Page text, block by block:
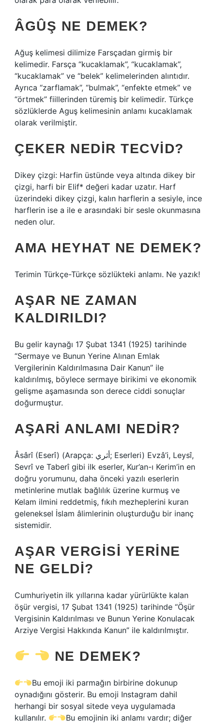
ÂGÛŞ NE DEMEK?
Ağuş kelimesi dilimize Farsçadan girmiş bir
kelimedir. Farsça “kucaklamak”, “kucaklamak”,
“kucaklamak” ve “belek” kelimelerinden alıntıdır.
Ayrıca “zarflamak”, “bulmak”, “enfekte etmek” ve
“örtmek” fiillerinden türemiş bir kelimedir. Türkçe
sözlüklerde Aguş kelimesinin anlamı kucaklamak
olarak verilmiştir.
ÇEKER NEDIR TECVID?
Dikey çizgi: Harfin üstünde veya altında dikey bir
çizgi, harfi bir Elif* değeri kadar uzatır. Harf
üzerindeki dikey çizgi, kalın harflerin a sesiyle, ince
harflerin ise a ile e arasındaki bir sesle okunmasına
neden olur.
AMA HEYHAT NE DEMEK?
Terimin Türkçe-Türkçe sözlükteki anlamı. Ne yazık!
AŞAR NE ZAMAN
KALDIRILDI?
Bu gelir kaynağı 17 Şubat 1341 (1925) tarihinde
“Sermaye ve Bunun Yerine Alınan Emlak
Vergilerinin Kaldırılmasına Dair Kanun” ile
kaldırılmış, böylece sermaye birikimi ve ekonomik
gelişme aşamasında son derece ciddi sonuçlar
doğurmuştur.
AŞARI ANLAMI NEDIR?
Âsârî (Eserî) (Arapça: أثري; Eserleri) Evzâ’i, Leysî,
Sevrî ve Taberî gibi ilk eserler, Kur’an-ı Kerim’in en
doğru yorumunu, daha önceki yazılı eserlerin
metinlerine mutlak bağlılık üzerine kurmuş ve
Kelam ilmini reddetmiş, fıkıh mezheplerini kuran
geleneksel İslam âlimlerinin oluşturduğu bir inanç
sistemidir.
AŞAR VERGISI YERINE
NE GELDI?
Cumhuriyetin ilk yıllarına kadar yürürlükte kalan
öşür vergisi, 17 Şubat 1341 (1925) tarihinde “Öşür
Vergisinin Kaldırılması ve Bunun Yerine Konulacak
Arziye Vergisi Hakkında Kanun” ile kaldırılmıştır.
NE DEMEK?
Bu emoji iki parmağın birbirine dokunup
oynadığını gösterir. Bu emoji Instagram dahil
herhangi bir sosyal sitede veya uygulamada
kullanılır.
Bu emojinin iki anlamı vardır; diğer